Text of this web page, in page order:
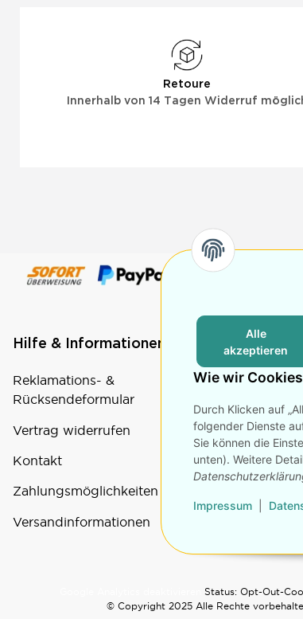
Retoure
Innerhalb von 14 Tagen Widerruf
Hilfe & Informationen
Reklamations- &
Rücksendeformular
Vertrag widerrufen
Kontakt
Zahlungsmöglichkeiten
Versandinformationen
AGB
Status: Opt-Out-
© Copyright 2025 Alle Rechte
Alle
akzeptieren
Wie wir
Durch Klicken auf
folgender Dienste
Sie können die
unten). Weitere
Impressum